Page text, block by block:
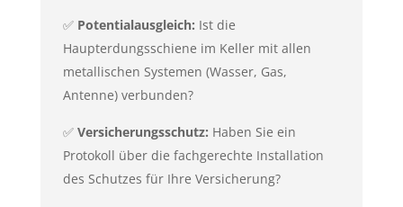
✅ Potentialausgleich: Ist die
Haupterdungsschiene im Keller mit allen
metallischen Systemen (Wasser, Gas,
Antenne) verbunden?
✅ Versicherungsschutz: Haben Sie ein
Protokoll über die fachgerechte Installation
des Schutzes für Ihre Versicherung?